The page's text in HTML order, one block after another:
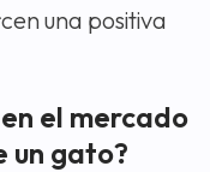
una positiva
el mercado
un gato?